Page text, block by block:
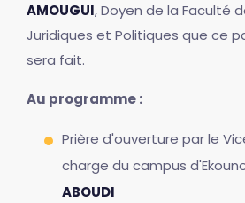
AMOUGUI, Doyen de la Faculté
Juridiques et Politiques que ce
sera fait.
Au programme :
Prière d'ouverture par le
charge du campus
ABOUDI